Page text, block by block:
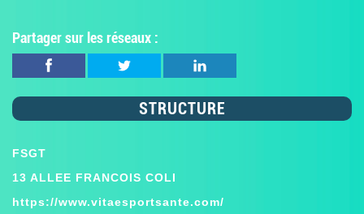
Partager sur les réseaux :
STRUCTURE
FSGT
13 ALLEE FRANCOIS COLI
https://www.vitaesportsante.com/